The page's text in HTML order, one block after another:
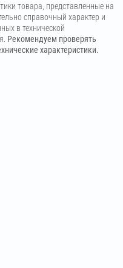
товара, представленные на
справочный характер и
в технической
Рекомендуем проверять
характеристики.